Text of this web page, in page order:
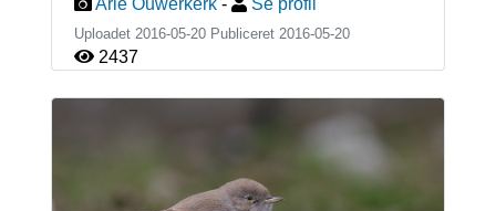
Uploadet 2016-05-20 Publiceret 2016-05-20
2437